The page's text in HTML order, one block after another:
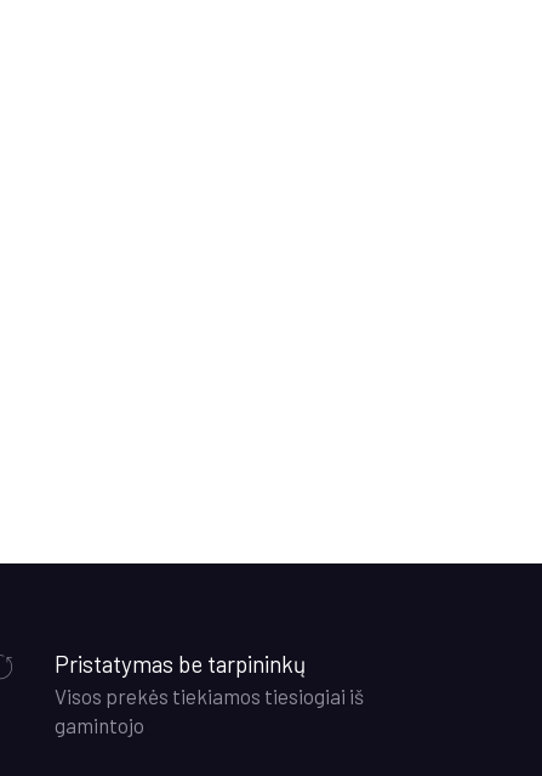
Pristatymas be tarpininkų
Visos prekės tiekiamos tiesiogiai iš
gamintojo